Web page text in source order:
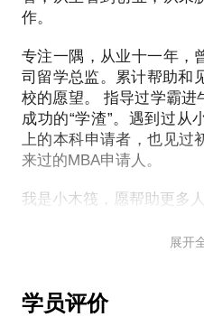
现直接的大段空档, 为
（尤其是MBA申请人）；
3. 在DIY与找机构之间徘
力，有时候还效果不佳，
我2009年开始进入留学行
月担任北京某商科留学教
业已有十一年行业一线
1. 申请前1-4年准备建议及
3. 考研与留学如何选择，
作。
专注一隅，从业十一年，
司留学总监。累计帮助和
校的愿望。 指导过学霸进
成功的“学渣”。遇到过从
上的本科申请者，也见
来过的MBA申请人。
我是小木筏，愿帮助更多
展开
学员评价